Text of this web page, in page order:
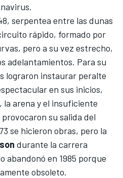
serpentea entre las dunas
rápido, formado por
pero a su vez estrecho,
adelantamientos. Para su
lograron instaurar peralte
en sus inicios,
la arena y el insuficiente
su salida del
se hicieron obras, pero la
durante la carrera
abandonó en 1985 porque
obsoleto.